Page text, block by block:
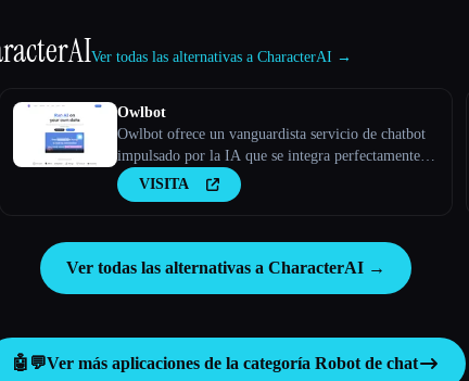
Ver todas las alternativas a CharacterAI →
Owlbot
Owlbot ofrece un vanguardista servicio de chatbot
impulsado por la IA que se integra perfectamente
con tus datos para ofrecer respuestas instantáneas
para ti, tus clientes o tu equipo.
VISITA
Ver todas las alternativas a CharacterAI →
🤖💬Ver más aplicaciones de la categoría Robot de chat